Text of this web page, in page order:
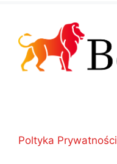
Poltyka Prywatności